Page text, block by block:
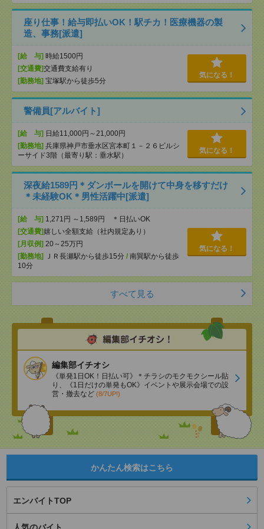
座り仕事！給与即払いOK！駅チカ！医療機器の製
造、事務[派遣]
[給 与] 時給1500円
[交通費]交通費支給有り
[勤務地] 宝塚駅から徒歩5分
気になる！
警備員[アルバイト]
[給 与] 日給11,000円～21,000円
[勤務地] 兵庫県神戸市垂水区宮本町１－２６ビルシ
ーサイド3階（最寄り駅：垂水駅）
気になる！
深夜給1589円＊ダンボールを開けて中身を移すだけ
＊未経験OK＊男性活躍中[派遣]
[給 与] 1,271円 ～1,589円 ＊日払いOK
[交通費]嬉しい全額支給（社内規定あり）
[月収例] 20～25万円
[勤務地]
ＪＲ長瀬駅から徒歩15分 / 南巽駅から徒歩
10分
気になる！
すべて見る
編集部イチオシ
《単発1日OK！日払い可》＊チラシのモクモクシール貼
り、《1日だけの単発もOK》イベントや展示会場での設
営・撤去など (8/7UP!)
かんたん検索はこちら
エンバイトTOP